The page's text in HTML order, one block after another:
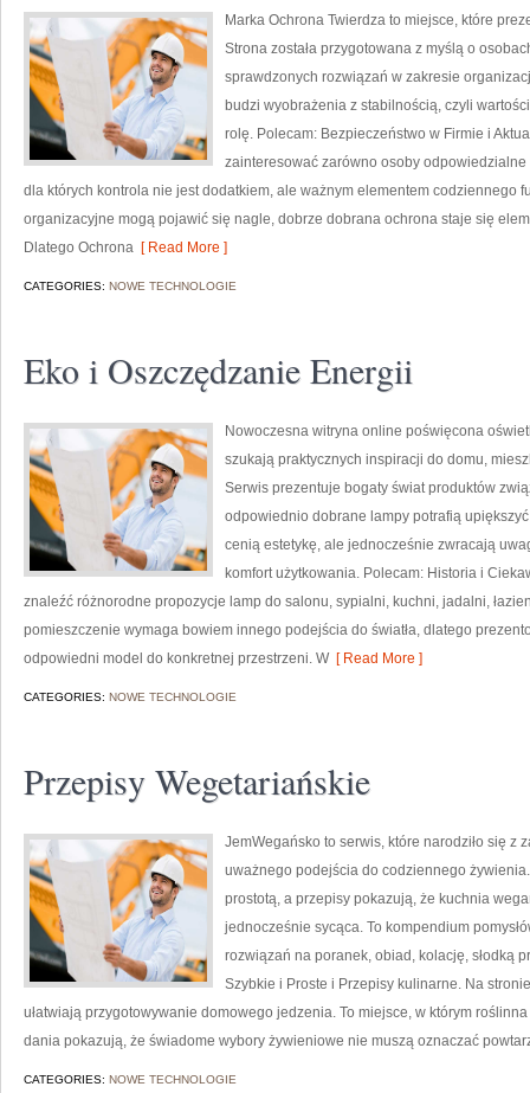
Marka Ochrona Twierdza to miejsce, które
Strona została przygotowana z myślą o
sprawdzonych rozwiązań w zakresie
budzi wyobrażenia z stabilnością, czyli
rolę. Polecam: Bezpieczeństwo w Firmie i
zainteresować zarówno osoby
dla których kontrola nie jest dodatkiem, ale ważnym elementem codziennego
organizacyjne mogą pojawić się nagle, dobrze dobrana ochrona staje się
Dlatego Ochrona [ Read More ]
CATEGORIES: NOWE TECHNOLOGIE
Eko i Oszczędzanie Energii
Nowoczesna witryna online poświęcona
szukają praktycznych inspiracji do domu,
Serwis prezentuje bogaty świat produktów
odpowiednio dobrane lampy potrafią
cenią estetykę, ale jednocześnie zwracają
komfort użytkowania. Polecam: Historia i
znaleźć różnorodne propozycje lamp do salonu, sypialni, kuchni, jadalni,
pomieszczenie wymaga bowiem innego podejścia do światła, dlatego
odpowiedni model do konkretnej przestrzeni. W [ Read More ]
CATEGORIES: NOWE TECHNOLOGIE
Przepisy Wegetariańskie
JemWegańsko to serwis, które narodziło się z
uważnego podejścia do codziennego
prostotą, a przepisy pokazują, że kuchnia
jednocześnie sycąca. To kompendium
rozwiązań na poranek, obiad, kolację, słodką
Szybkie i Proste i Przepisy kulinarne. Na
ułatwiają przygotowywanie domowego jedzenia. To miejsce, w którym
dania pokazują, że świadome wybory żywieniowe nie muszą oznaczać
CATEGORIES: NOWE TECHNOLOGIE